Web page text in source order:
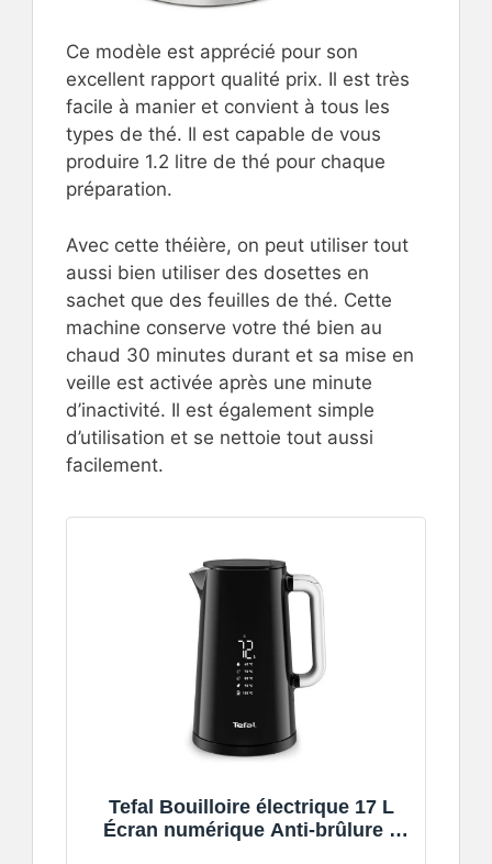
Ce modèle est apprécié pour son
excellent rapport qualité prix. Il est très
facile à manier et convient à tous les
types de thé. Il est capable de vous
produire 1.2 litre de thé pour chaque
préparation.
Avec cette théière, on peut utiliser tout
aussi bien utiliser des dosettes en
sachet que des feuilles de thé. Cette
machine conserve votre thé bien au
chaud 30 minutes durant et sa mise en
veille est activée après une minute
d’inactivité. Il est également simple
d’utilisation et se nettoie tout aussi
facilement.
Tefal Bouilloire électrique 17 L
Écran numérique Anti-brûlure 5